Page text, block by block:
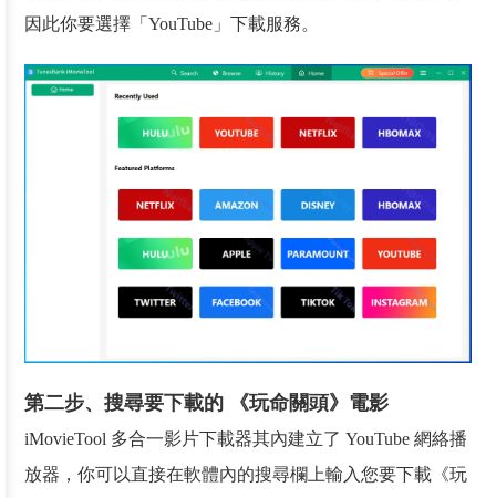
因此你要選擇「YouTube」下載服務。
第二步、搜尋要下載的 《玩命關頭》電影
iMovieTool 多合一影片下載器其內建立了 YouTube 網絡播
放器，你可以直接在軟體內的搜尋欄上輸入您要下載《玩